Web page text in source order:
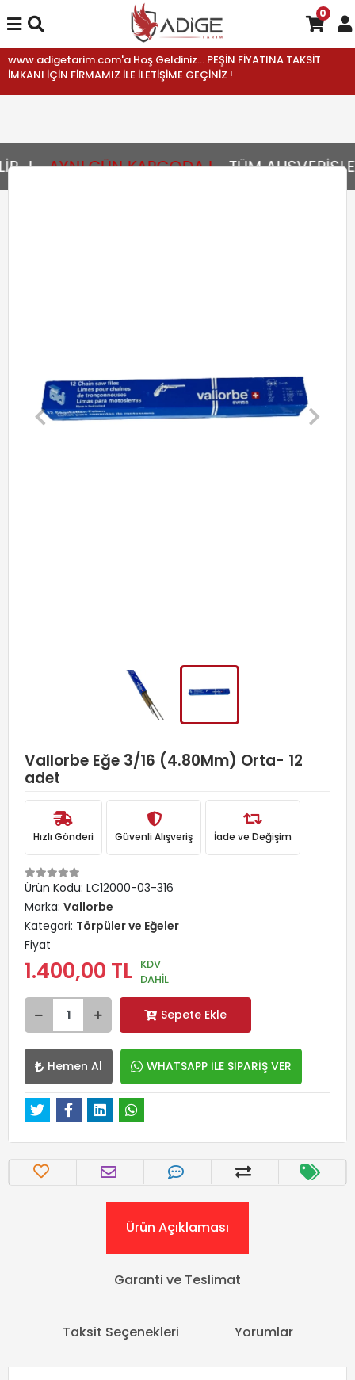
www.adigetarim.com'a Hoş Geldiniz... PEŞİN FİYATINA TAKSİT
İMKANI İÇİN FİRMAMIZ İLE İLETİŞİME GEÇİNİZ !
AYNI GÜN KARGODA ! TÜM
0
Vallorbe Eğe 3/16 (4.80Mm) Orta- 12
adet
Hızlı Gönderi Güvenli Alışveriş İade ve Değişim
Ürün Kodu: LC12000-03-316
Marka: Vallorbe
Kategori: Törpüler ve Eğeler
Fiyat
1.400,00 TL KDV
DAHİL
Sepete Ekle
Hemen Al WHATSAPP İLE SİPARİŞ VER
Ürün Açıklaması
Garanti ve Teslimat
Taksit Seçenekleri Yorumlar